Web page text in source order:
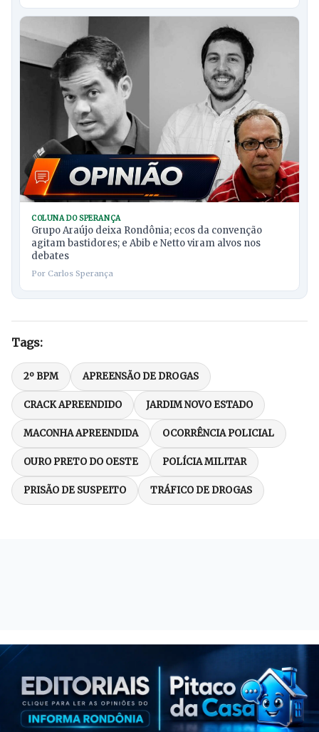
COLUNA DO SPERANÇA
Grupo Araújo deixa Rondônia; ecos da convenção
agitam bastidores; e Abib e Netto viram alvos nos
debates
Por Carlos Sperança
Tags:
2º BPM APREENSÃO DE DROGAS
CRACK APREENDIDO JARDIM NOVO ESTADO
MACONHA APREENDIDA OCORRÊNCIA POLICIAL
OURO PRETO DO OESTE POLÍCIA MILITAR
PRISÃO DE SUSPEITO TRÁFICO DE DROGAS